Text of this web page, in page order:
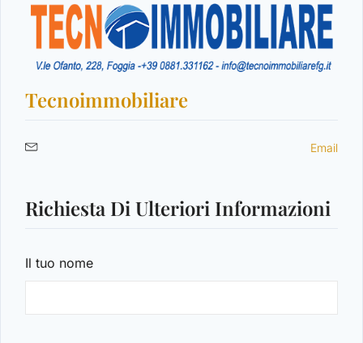
Tecnoimmobiliare
Email
Richiesta Di Ulteriori Informazioni
Il tuo nome
Log in
Non hai un account?Sign Up
Nome utente